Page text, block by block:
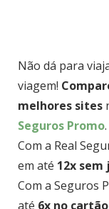
Não dá para
viagem!
melhores sites
Seguros Promo.
Com a Real
em até 12x sem
Com a Seguros
até 6x no cartão